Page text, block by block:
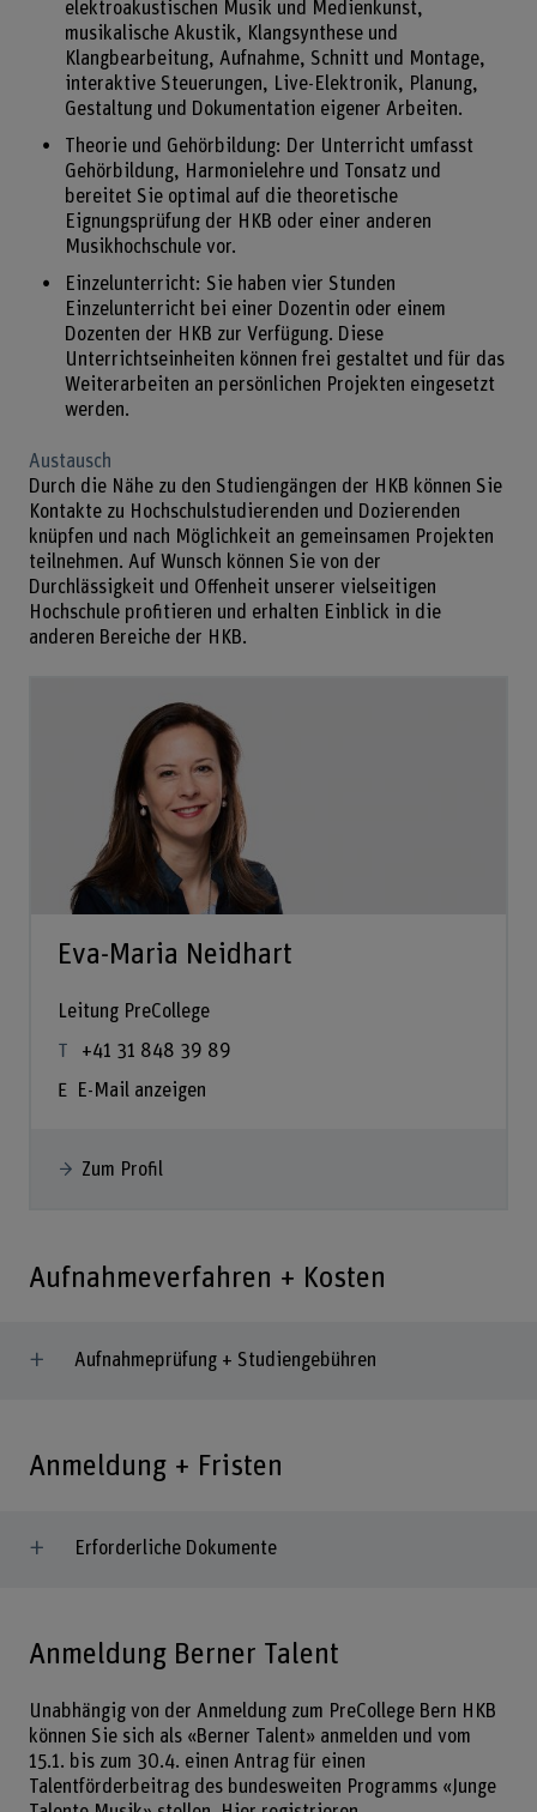
elektroakustischen Musik und Medienkunst,
musikalische Akustik, Klangsynthese und
Klangbearbeitung, Aufnahme, Schnitt und Montage,
interaktive Steuerungen, Live-Elektronik, Planung,
Gestaltung und Dokumentation eigener Arbeiten.
Theorie und Gehörbildung: Der Unterricht umfasst
Gehörbildung, Harmonielehre und Tonsatz und
bereitet Sie optimal auf die theoretische
Eignungsprüfung der HKB oder einer anderen
Musikhochschule vor.
Einzelunterricht: Sie haben vier Stunden
Einzelunterricht bei einer Dozentin oder einem
Dozenten der HKB zur Verfügung. Diese
Unterrichtseinheiten können frei gestaltet und für das
Weiterarbeiten an persönlichen Projekten eingesetzt
werden.
Austausch
Durch die Nähe zu den Studiengängen der HKB können Sie
Kontakte zu Hochschulstudierenden und Dozierenden
knüpfen und nach Möglichkeit an gemeinsamen Projekten
teilnehmen. Auf Wunsch können Sie von der
Durchlässigkeit und Offenheit unserer vielseitigen
Hochschule profitieren und erhalten Einblick in die
anderen Bereiche der HKB.
Eva-Maria Neidhart
Leitung PreCollege
+41 31 848 39 89
E-Mail anzeigen
Zum Profil
Aufnahmeverfahren + Kosten
Aufnahmeprüfung + Studiengebühren
Anmeldung + Fristen
Erforderliche Dokumente
Anmeldung Berner Talent
Unabhängig von der Anmeldung zum PreCollege Bern HKB
können Sie sich als «Berner Talent» anmelden und vom
15.1. bis zum 30.4. einen Antrag für einen
Talentförderbeitrag des bundesweiten Programms «Junge